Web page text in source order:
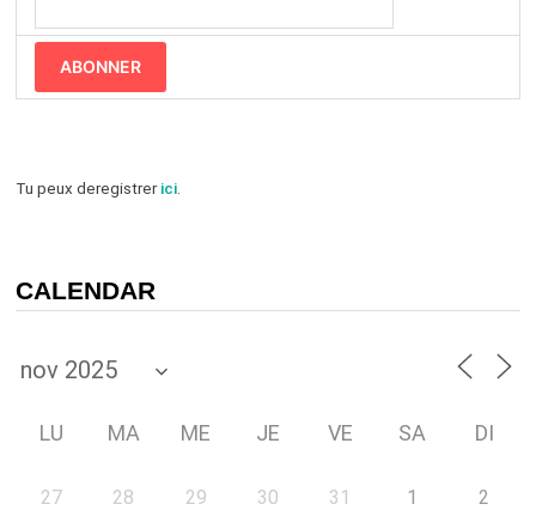
ABONNER
Tu peux deregistrerici.
CALENDAR
LU MA ME JE VE SA DI
27 28 29 30 31 1 2